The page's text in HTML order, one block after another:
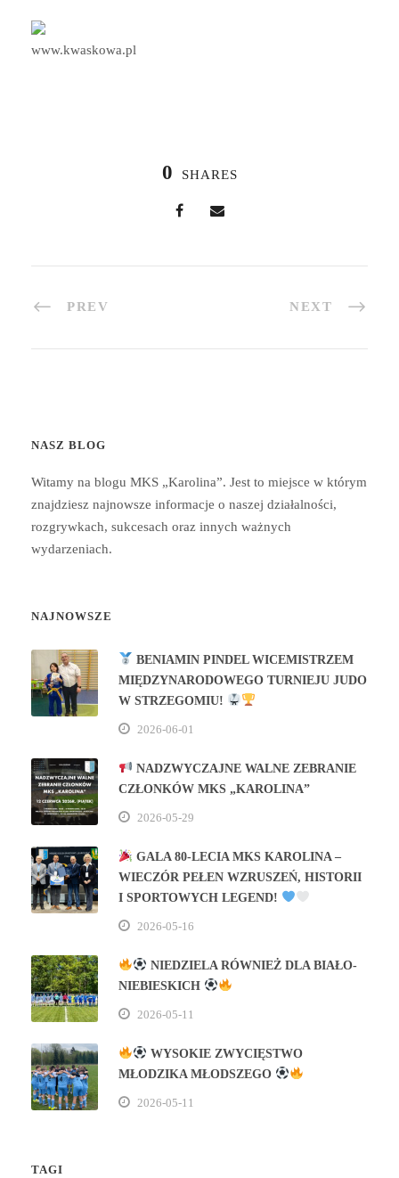
www.kwaskowa.pl
0 SHARES
PREV NEXT
NASZ BLOG
Witamy na blogu MKS „Karolina”. Jest to miejsce w którym
znajdziesz najnowsze informacje o naszej działalności,
rozgrywkach, sukcesach oraz innych ważnych
wydarzeniach.
NAJNOWSZE
BENIAMIN PINDEL WICEMISTRZEM
MIĘDZYNARODOWEGO TURNIEJU JUDO
W STRZEGOMIU!
2026-06-01
NADZWYCZAJNE WALNE ZEBRANIE
CZŁONKÓW MKS „KAROLINA”
2026-05-29
GALA 80‑LECIA MKS KAROLINA –
WIECZÓR PEŁEN WZRUSZEŃ, HISTORII
I SPORTOWYCH LEGEND!
2026-05-16
NIEDZIELA RÓWNIEŻ DLA BIAŁO-
NIEBIESKICH
2026-05-11
WYSOKIE ZWYCIĘSTWO
MŁODZIKA MŁODSZEGO
2026-05-11
TAGI